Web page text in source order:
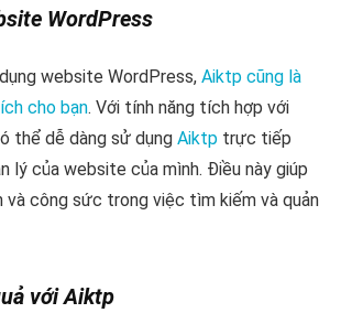
WordPress
website WordPress, Aiktp cũng là
cho bạn. Với tính năng tích hợp với
thể dễ dàng sử dụng Aiktp trực tiếp
lý của website của mình. Điều này giúp
và công sức trong việc tìm kiếm và quản
với Aiktp